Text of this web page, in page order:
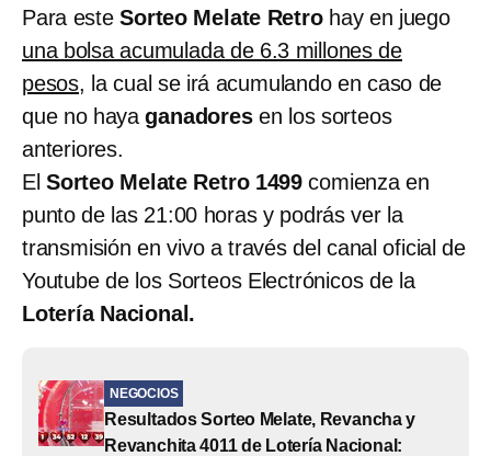
Para esteSorteo Melate Retrohay en juego
una bolsa acumulada de 6.3 millones de
pesos, la cual se irá acumulando en caso de
que no hayaganadoresen los sorteos
anteriores.
El Sorteo Melate Retro 1499 comienza en
punto de las 21:00 horas y podrás ver la
transmisión en vivo a través del canal oficial de
Youtube de los Sorteos Electrónicos de la
Lotería Nacional.
NEGOCIOS
Resultados Sorteo Melate, Revancha y
Revanchita 4011 de Lotería Nacional: